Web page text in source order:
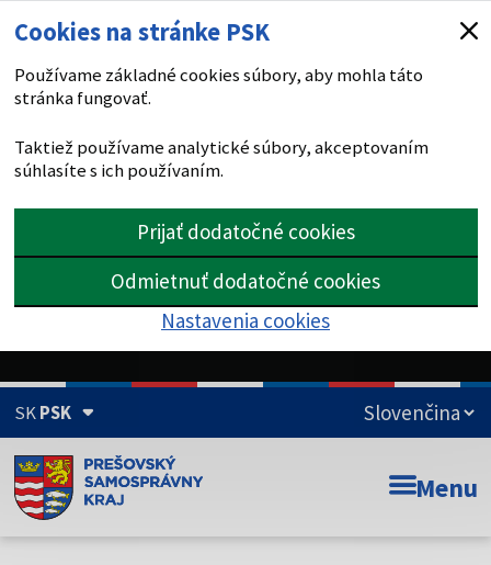
Cookies na stránke PSK
Používame základné cookies súbory, aby mohla táto
stránka fungovať.
Taktiež používame analytické súbory, akceptovaním
súhlasíte s ich používaním.
Prijať dodatočné cookies
Odmietnuť dodatočné cookies
Nastavenia cookies
SKPSK
Doména psk.sk je oficiálna
Toto je oficiálna webová stránka Prešovského
Menu